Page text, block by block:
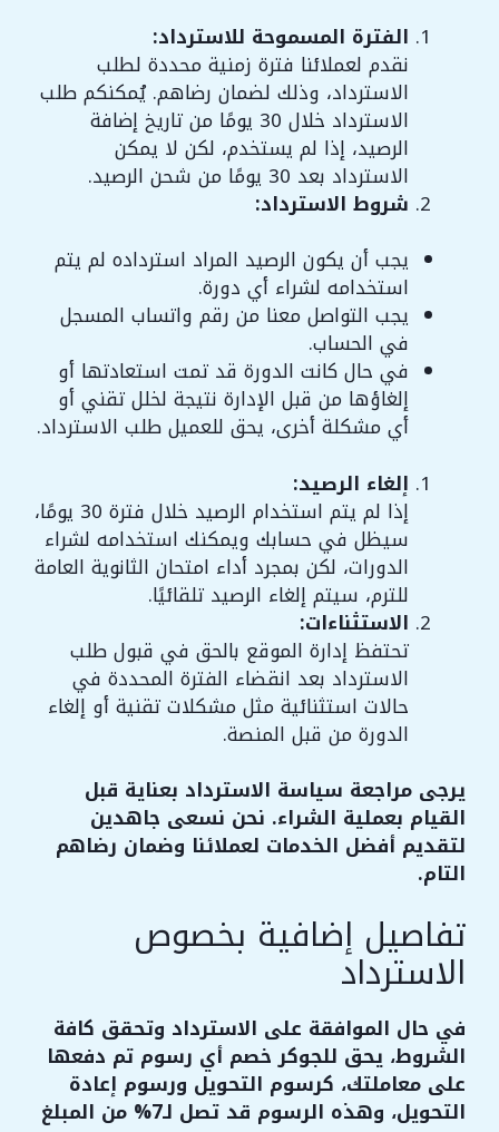
الفترة المسموحة للاسترداد:
نقدم لعملائنا فترة زمنية محددة لطلب
الاسترداد، وذلك لضمان رضاهم. يُمكنكم طلب
الاسترداد خلال 30 يومًا من تاريخ إضافة
الرصيد، إذا لم يستخدم، لكن لا يمكن
الاسترداد بعد 30 يومًا من شحن الرصيد.
شروط الاسترداد:
يجب أن يكون الرصيد المراد استرداده لم يتم
استخدامه لشراء أي دورة.
يجب التواصل معنا من رقم واتساب المسجل
في الحساب.
في حال كانت الدورة قد تمت استعادتها أو
إلغاؤها من قبل الإدارة نتيجة لخلل تقني أو
أي مشكلة أخرى، يحق للعميل طلب الاسترداد.
إلغاء الرصيد:
إذا لم يتم استخدام الرصيد خلال فترة 30 يومًا،
سيظل في حسابك ويمكنك استخدامه لشراء
الدورات، لكن بمجرد أداء امتحان الثانوية العامة
للترم، سيتم إلغاء الرصيد تلقائيًا.
الاستثناءات:
تحتفظ إدارة الموقع بالحق في قبول طلب
الاسترداد بعد انقضاء الفترة المحددة في
حالات استثنائية مثل مشكلات تقنية أو إلغاء
الدورة من قبل المنصة.
يرجى مراجعة سياسة الاسترداد بعناية قبل
القيام بعملية الشراء. نحن نسعى جاهدين
لتقديم أفضل الخدمات لعملائنا وضمان رضاهم
التام.
تفاصيل إضافية بخصوص
الاسترداد
في حال الموافقة على الاسترداد وتحقق كافة
الشروط، يحق للجوكر خصم أي رسوم تم دفعها
على معاملتك، كرسوم التحويل ورسوم إعادة
التحويل، وهذه الرسوم قد تصل لـ7% من المبلغ